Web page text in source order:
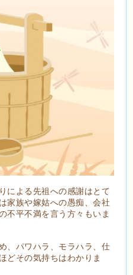
による先祖への感謝はとて
家族や嫁姑への愚痴、会社
不平不満を言う方々もいま
、パワハラ、モラハラ、仕
どその気持ちはわかりま